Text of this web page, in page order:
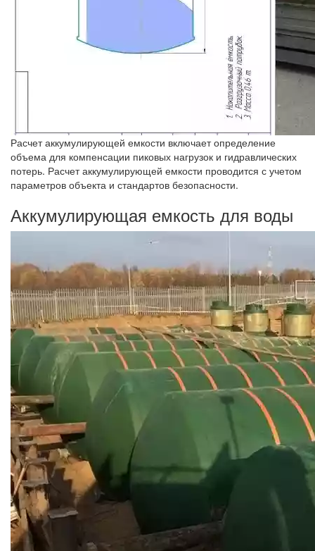
Расчет аккумулирующей емкости включает определение
объема для компенсации пиковых нагрузок и гидравлических
потерь. Расчет аккумулирующей емкости проводится с учетом
параметров объекта и стандартов безопасности.
Аккумулирующая емкость для воды